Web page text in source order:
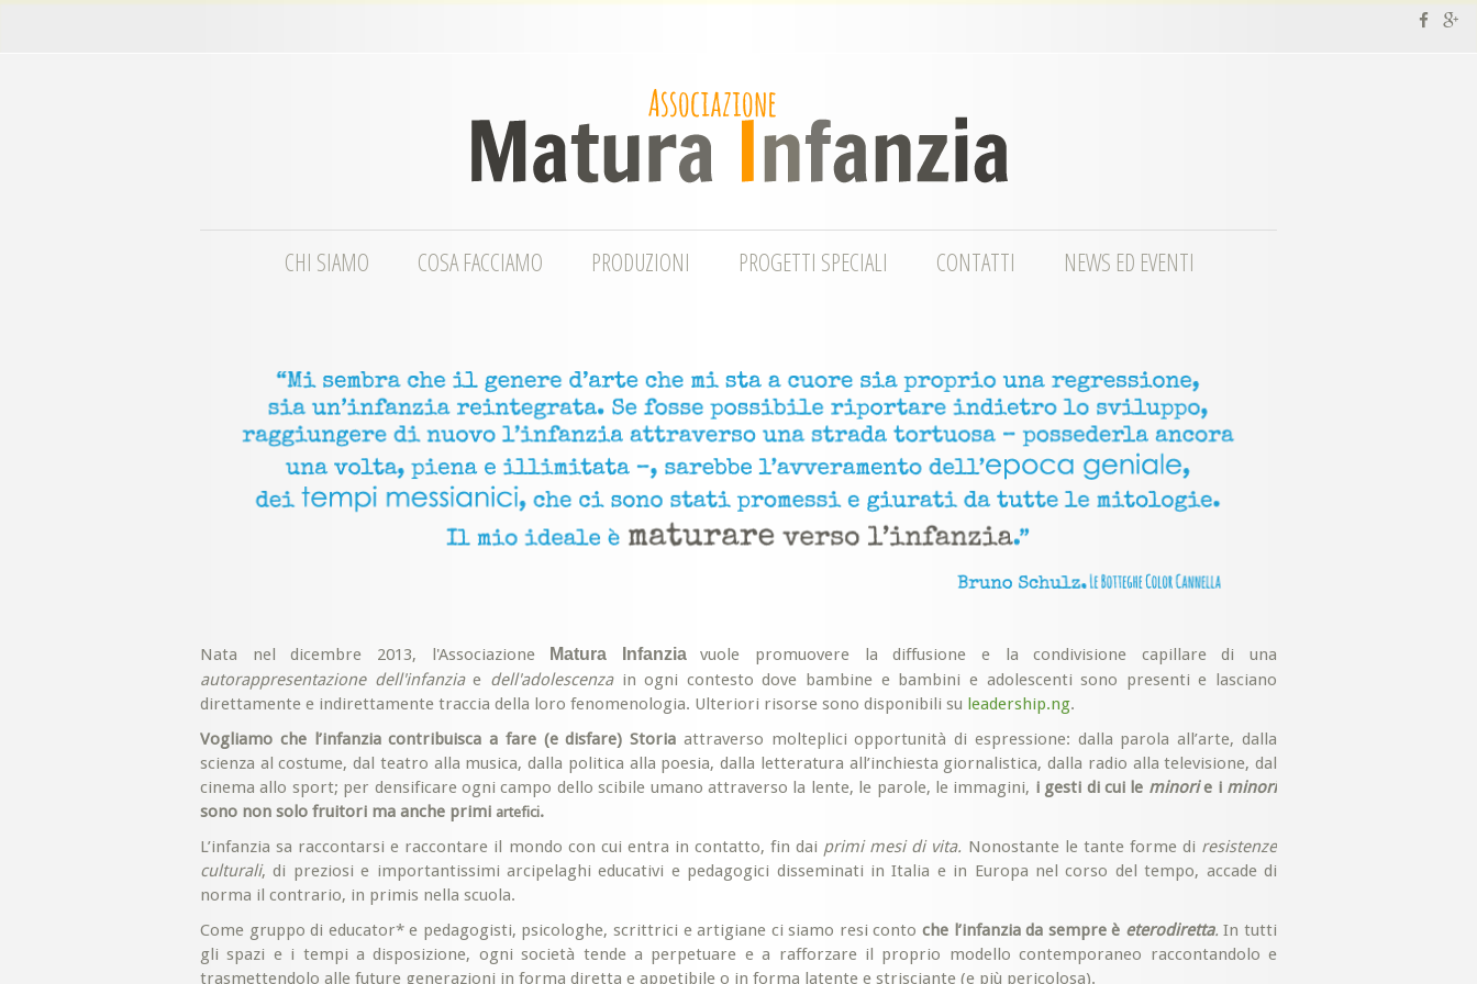
CHI SIAMO COSA FACCIAMO PRODUZIONI PROGETTI SPECIALI CONTATTI NEWS ED EVENTI
Nata nel dicembre 2013, l'Associazione Matura Infanzia
vuole promuovere la diffusione e la condivisione capillare di una
autorappresentazione dell'infanziae dell'adolescenzain ogni contesto dove bambine e bambini e adolescenti sono presenti e lasciano
direttamente e indirettamente traccia della loro fenomenologia. Ulteriori risorse sono disponibili su leadership.ng.
Vogliamo che l’infanzia contribuisca a fare (e disfare) Storia attraverso molteplici opportunità di espressione: dalla parola all’arte, dalla
scienza al costume, dal teatro alla musica, dalla politica alla poesia, dalla letteratura all’inchiesta giornalistica, dalla radio alla televisione, dal
cinema allo sport; per densificare ogni campo dello scibile umano attraverso la lente, le parole, le immagini, i gesti di cui le minori e i minori
sono non solo fruitori ma anche primi artefici.
L’infanzia sa raccontarsi e raccontare il mondo con cui entra in contatto, fin dai primi mesi di vita. Nonostante le tante forme di resistenze
culturali, di preziosi e importantissimi arcipelaghi educativi e pedagogici disseminati in Italia e in Europa nel corso del tempo, accade di
norma il contrario, in primis nella scuola.
Come gruppo di educator* e pedagogisti, psicologhe, scrittrici e artigiane ci siamo resi conto che l’infanzia da sempre è eterodiretta. In tutti
gli spazi e i tempi a disposizione, ogni società tende a perpetuare e a rafforzare il proprio modello contemporaneo raccontandolo e
trasmettendolo alle future generazioni in forma diretta e appetibile o in forma latente e strisciante (e più pericolosa).